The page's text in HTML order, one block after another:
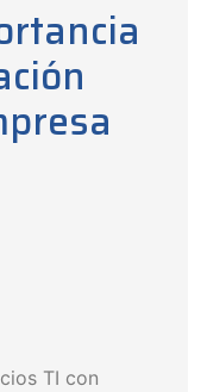
TI con